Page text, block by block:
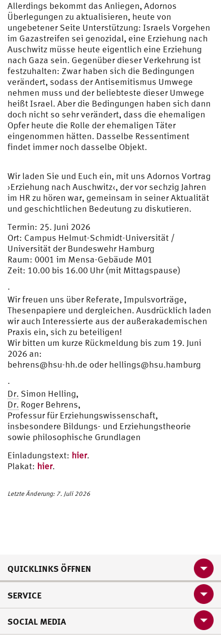
Allerdings bekommt das Anliegen, Adornos
Überlegungen zu aktualisieren, heute von
ungebetener Seite Unterstützung: Israels Vorgehen
im Gazastreifen sei genozidal, eine Erziehung nach
Auschwitz müsse heute eigentlich eine Erziehung
nach Gaza sein. Gegenüber dieser Verkehrung ist
festzuhalten: Zwar haben sich die Bedingungen
verändert, sodass der Antisemitismus Umwege
nehmen muss und der beliebteste dieser Umwege
heißt Israel. Aber die Bedingungen haben sich dann
doch nicht so sehr verändert, dass die ehemaligen
Opfer heute die Rolle der ehemaligen Täter
eingenommen hätten. Dasselbe Ressentiment
findet immer noch dasselbe Objekt.
Wir laden Sie und Euch ein, mit uns Adornos Vortrag
›Erziehung nach Auschwitz‹, der vor sechzig Jahren
im HR zu hören war, gemeinsam in seiner Aktualität
und geschichtlichen Bedeutung zu diskutieren.
Termin: 25. Juni 2026
Ort: Campus Helmut-Schmidt-Universität /
Universität der Bundeswehr Hamburg
Raum: 0001 im Mensa-Gebäude M01
Zeit: 10.00 bis 16.00 Uhr (mit Mittagspause)
·
Wir freuen uns über Referate, Impulsvorträge,
Thesenpapiere und dergleichen. Ausdrücklich laden
wir auch Interessierte aus der außerakademischen
Praxis ein, sich zu beteiligen!
Wir bitten um kurze Rückmeldung bis zum 19. Juni
2026 an:
behrens@hsu-hh.de oder hellings@hsu.hamburg
·
Dr. Simon Helling,
Dr. Roger Behrens,
Professur für Erziehungswissenschaft,
insbesondere Bildungs- und Erziehungstheorie
sowie philosophische Grundlagen
Einladungstext: hier.
Plakat: hier.
Letzte Änderung: 7. Juli 2026
QUICKLINKS ÖFFNEN
SERVICE
SOCIAL MEDIA